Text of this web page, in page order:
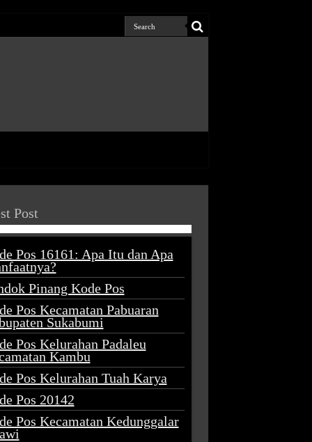
Post
Pos 16161: Apa Itu dan Apa
Pinang Kode Pos
Pos Kecamatan Pabuaran
Sukabumi
Pos Kelurahan Padaleu
Kambu
Pos Kelurahan Tuah Karya
Pos 20142
Pos Kecamatan Kedunggalar